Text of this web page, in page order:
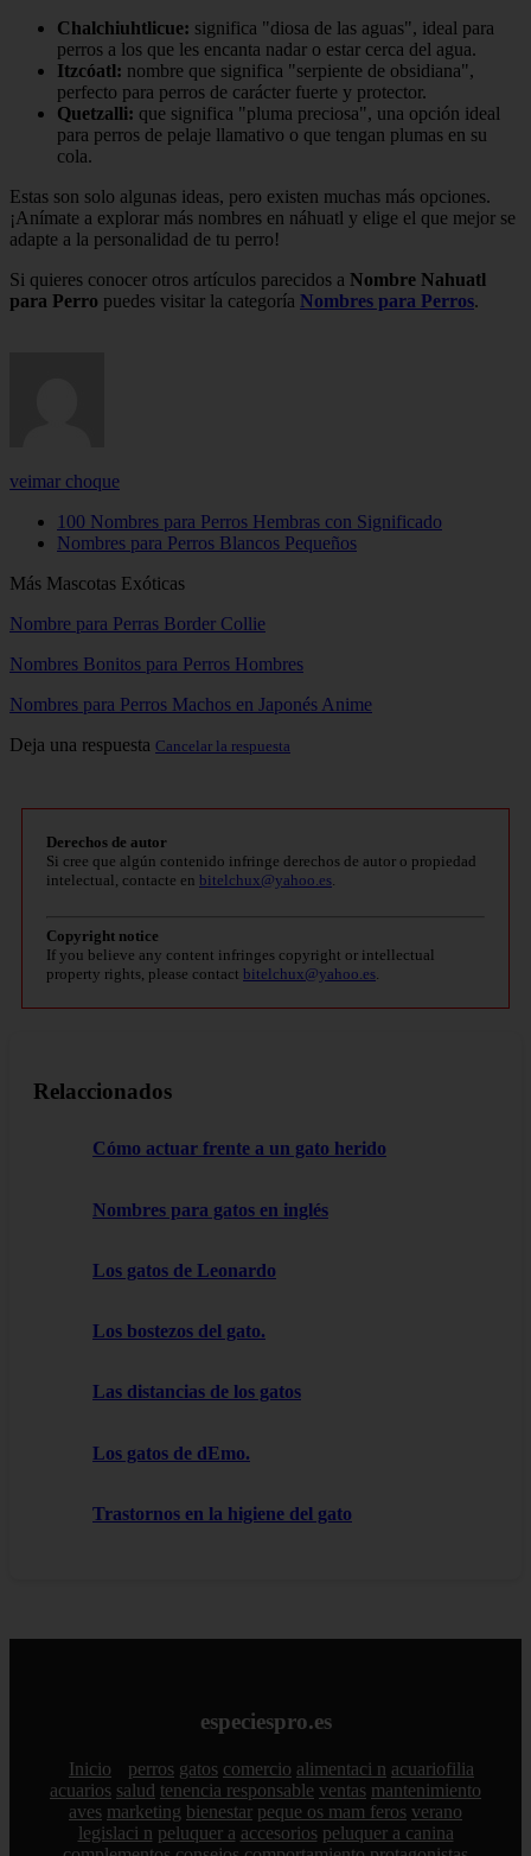
Chalchiuhtlicue: significa "diosa de las aguas", ideal para
perros a los que les encanta nadar o estar cerca del agua.
Itzcóatl: nombre que significa "serpiente de obsidiana",
perfecto para perros de carácter fuerte y protector.
Quetzalli: que significa "pluma preciosa", una opción ideal
para perros de pelaje llamativo o que tengan plumas en su
cola.
Estas son solo algunas ideas, pero existen muchas más opciones.
¡Anímate a explorar más nombres en náhuatl y elige el que mejor se
adapte a la personalidad de tu perro!
Si quieres conocer otros artículos parecidos a Nombre Nahuatl
para Perro puedes visitar la categoría Nombres para Perros.
veimar choque
100 Nombres para Perros Hembras con Significado
Nombres para Perros Blancos Pequeños
Más Mascotas Exóticas
Nombre para Perras Border Collie
Nombres Bonitos para Perros Hombres
Nombres para Perros Machos en Japonés Anime
Deja una respuesta Cancelar la respuesta
Derechos de autor
Si cree que algún contenido infringe derechos de autor o propiedad
intelectual, contacte en bitelchux@yahoo.es
Copyright notice
If you believe any content infringes copyright or intellectual
property rights, please contact bitelchux@yahoo.es
Relaccionados
Cómo actuar frente a un gato herido
Nombres para gatos en inglés
Los gatos de Leonardo
Los bostezos del gato.
Las distancias de los gatos
Los gatos de dEmo.
Trastornos en la higiene del gato
especiespro.es
Inicio perros gatos comercio alimentaci n acuariofilia
acuarios salud tenencia responsable ventas mantenimiento
aves marketing bienestar peque os mam feros verano
legislaci n peluquer a accesorios peluquer a canina